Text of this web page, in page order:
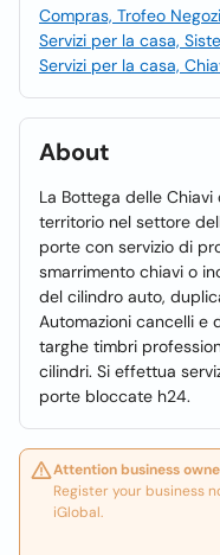
Compras, Trofeo Negozi
Servizi per la casa,
Servizi per la casa,
About
La Bottega delle
territorio nel settore
porte con servizio di
smarrimento chiavi o
del cilindro auto,
Automazioni cancelli e
targhe timbri
cilindri. Si effettua
porte bloccate h24.
Attention business
Register your business
iGlobal.